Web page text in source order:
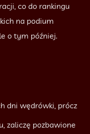
co do rankingu
na podium
o tym później.
dni wędrówki, prócz
zaliczę pozbawione